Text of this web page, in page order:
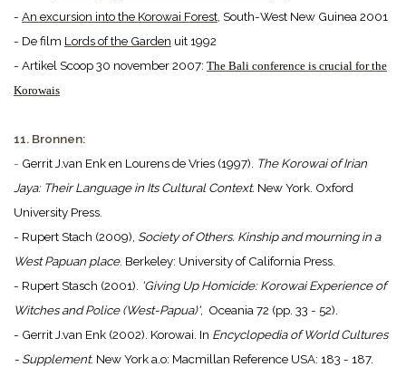
- An excursion into the Korowai Forest , South-West New Guinea 2001
- De film Lords of the Garden uit 1992
- Artikel Scoop 30 november 2007: The Bali conference is crucial for the
Korowais
11. Bronnen:
- Gerrit J.van Enk en Lourens de Vries (1997). The Korowai of Irian
Jaya: Their Language in Its Cultural Context. New York. Oxford
University Press.
- Rupert Stach (2009), Society of Others. Kinship and mourning in a
West Papuan place. Berkeley: University of California Press.
- Rupert Stasch (2001). 'Giving Up Homicide: Korowai Experience of
Witches and Police (West-Papua)', Oceania 72 (pp. 33 - 52).
- Gerrit J.van Enk (2002). Korowai. In Encyclopedia of World Cultures
- Supplement. New York a.o: Macmillan Reference USA: 183 - 187.